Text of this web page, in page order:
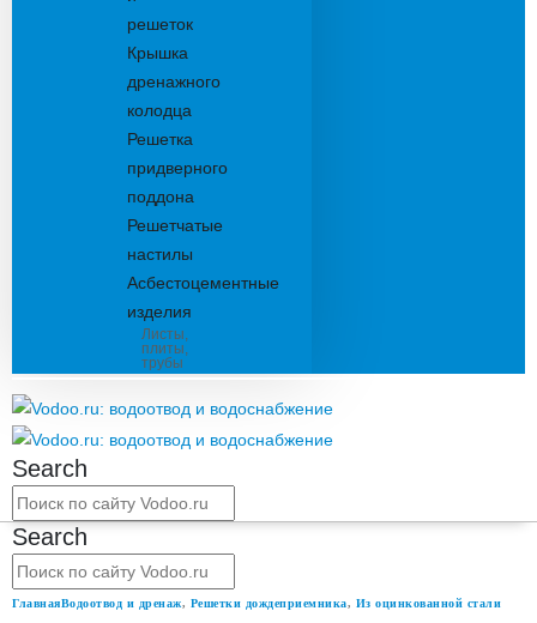
решеток
Крышка
дренажного
колодца
Решетка
придверного
поддона
Решетчатые
настилы
Асбестоцементные
изделия
Листы,
плиты,
трубы
Search
Search
ГлавнаяВодоотвод и дренаж, Решетки дождеприемника, Из оцинкованной стали